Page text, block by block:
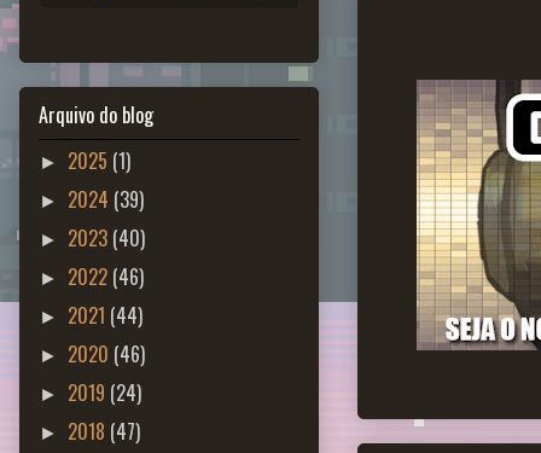
Arquivo do blog
► 2025 (1)
► 2024 (39)
► 2023 (40)
► 2022 (46)
► 2021 (44)
► 2020 (46)
► 2019 (24)
► 2018 (47)